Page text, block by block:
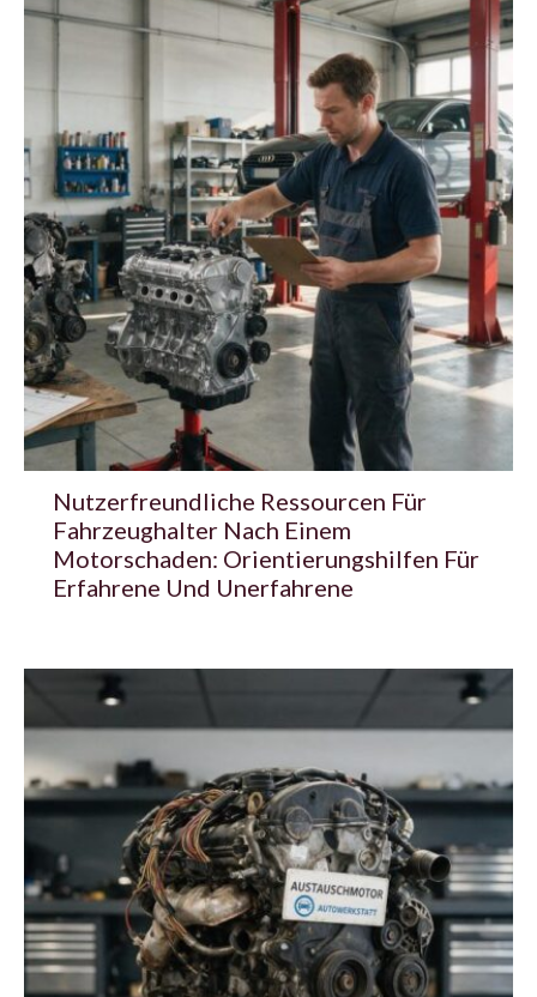
Nutzerfreundliche Ressourcen Für
Fahrzeughalter Nach Einem
Motorschaden: Orientierungshilfen Für
Erfahrene Und Unerfahrene